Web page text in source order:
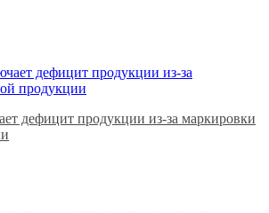
дефицит продукции из-за маркировки